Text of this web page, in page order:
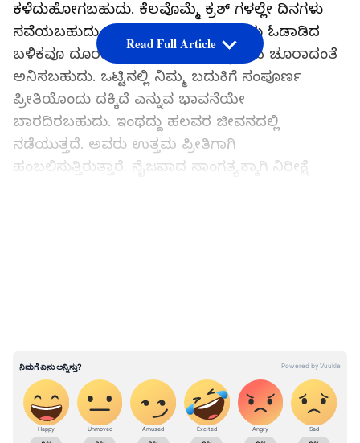
ಕಳೆದುಹೋಗಬಹುದು. ಕೆಲವೊಮ್ಮೆ ಕ್ರಶ್ ಗಳಲ್ಲೇ ದಿನಗಳು
ಸವೆಯಬಹುದು. ಅಥವಾ ಪ್ರೀತಿ-ಪ್ರೇಮವೆಂದು ಓಡಾಡಿದ
ಬಳಿಕವೂ ದೂರವಾಗಬಹುದು. ಆಗೆಲ್ಲ ಹೃದಯ ಚೂರಾದಂತೆ
ಅನಿಸಬಹುದು. ಒಟ್ಟಿನಲ್ಲಿ ನಿಮ್ಮ ಬದುಕಿಗೆ ಸಂಪೂರ್ಣ
ಪ್ರೀತಿಯೊಂದು ದಕ್ಕಿದೆ ಎನ್ನುವ ಭಾವನೆಯೇ
ಬಾರದಿರಬಹುದು. ಇಂಥದ್ದು ಹಲವರ ಜೀವನದಲ್ಲಿ
ನಡೆಯುತ್ತದೆ. ಅವರು ಉತ್ತಮ ಪ್ರೀತಿಗಾಗಿ
ಹಂಬಲಿಸುತ್ತಿರುತ್ತಾರೆ. ನೈಜವಾದ ಸಾಂಗತ್ಯಕ್ಕಾಗಿ ನಿರೀಕ್ಷೆ
ಹೊಂದಿದ್ದರೆ ಈಗಲೇ ಬದಲಿಸಿಕೊಳ್ಳಿ. ಜತೆಗೆ, ಇಂತಹದ್ದೇ ಕೆಲವು
ತಪ್ಪುಗಳನ್ನು ಮಾಡಬೇಡಿ.
• ನಿಮ್ಮತನದ ಗೀಳು (Obsessing Your Type)
Read Full Article
ABOUT THE AUTHOR